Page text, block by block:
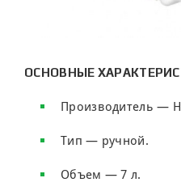
ОСНОВНЫЕ
Производитель —
Тип — ручной.
Объем — 7 л.